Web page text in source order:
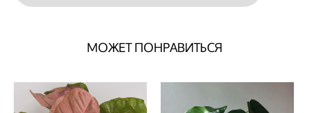
МОЖЕТ ПОНРАВИТЬСЯ